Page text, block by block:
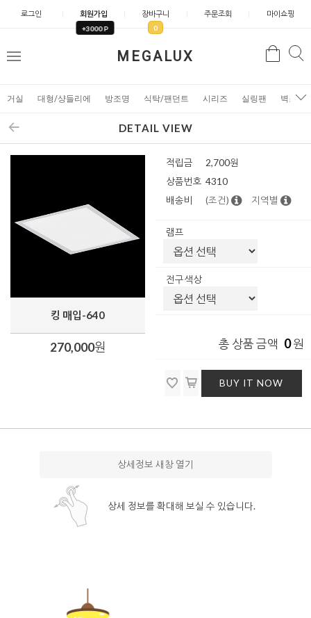
로그인 회원가입
+3000 P
장바구니
0
주문조회 마이쇼핑
MEGALUX
메
검
거실 대형/샹들리에 방조명 식탁/팬던트 시리즈 실링팬 벽조명
DETAIL VIEW
킹 매입-640
270,000원
적립금
2,700원
상품번호 4310
배송비
(조건) 지역별
램프
전구색상
총 상품 금액 0원
BUY IT NOW
상세정보 새창 열기
상세 정보를 확대해 보실 수 있습니다.